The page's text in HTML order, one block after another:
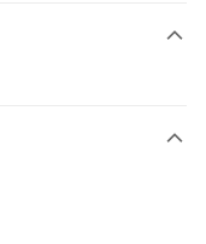
轉至「AFTEE先享後付」